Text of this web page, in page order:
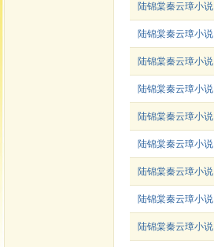
陆锦棠秦云璋小说
陆锦棠秦云璋小说
陆锦棠秦云璋小说
陆锦棠秦云璋小说
陆锦棠秦云璋小说
陆锦棠秦云璋小说
陆锦棠秦云璋小说
陆锦棠秦云璋小说
陆锦棠秦云璋小说